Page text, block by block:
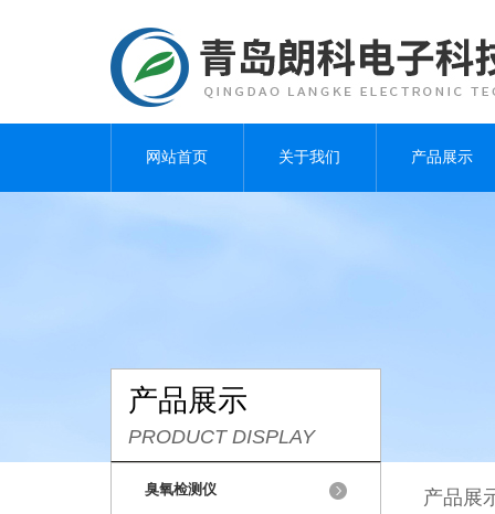
网站首页 关于我们 产品展示
产品展示
PRODUCT DISPLAY
臭氧检测仪 产品展